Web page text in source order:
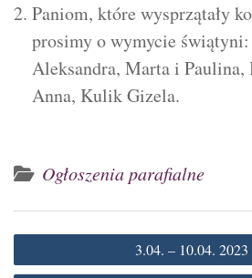
Paniom, które wysprzątały
prosimy o wymycie
Aleksandra, Marta i
Anna, Kulik Gizela.
Ogłoszenia parafialne
Nawigacja
wpisu
3.04. – 10.04.